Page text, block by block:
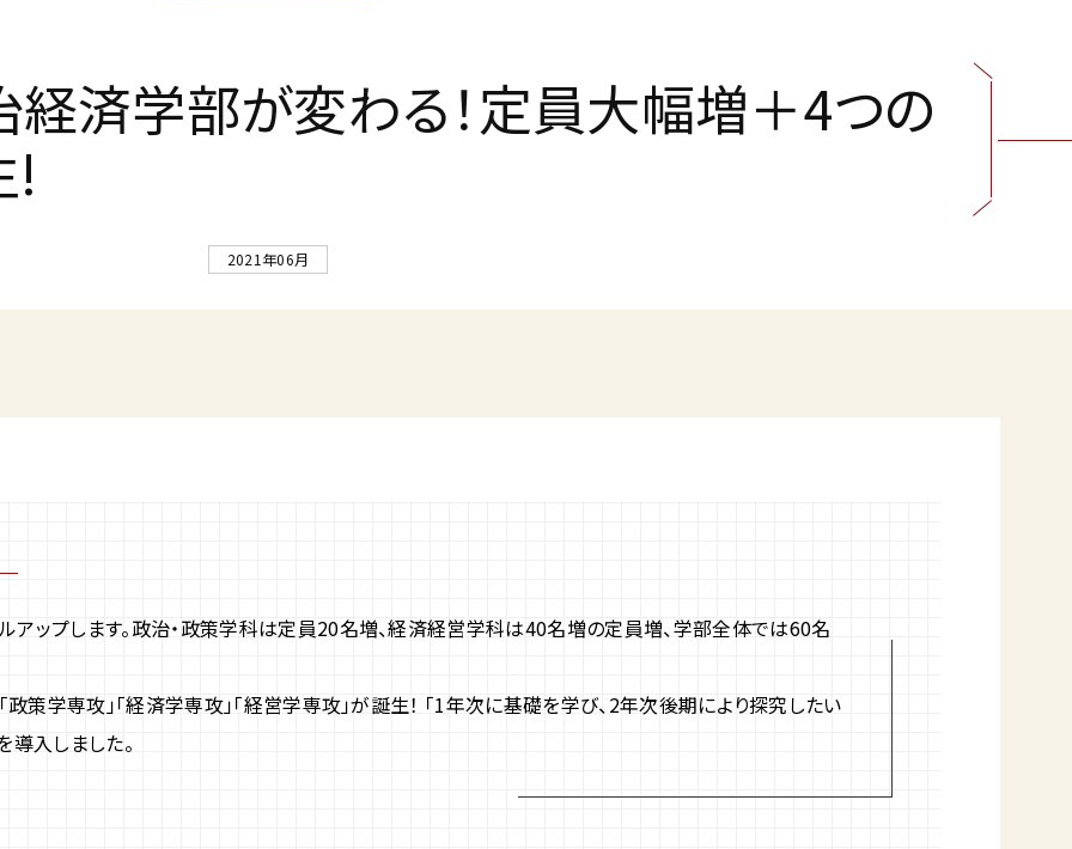
経済学部が変わる！定員大幅増＋4つの
!
2021年06月
ップします。政治・政策学科は定員20名増、経済経営学科は40名増の定員増、学部全体では60名
政策学専攻」「経済学専攻」「経営学専攻」が誕生！ 「1年次に基礎を学び、2年次後期により探究したい
導入しました。